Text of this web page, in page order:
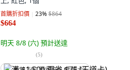
首購折扣價 23%$864
$664
明天 8/8 (六) 預計送達
(5)